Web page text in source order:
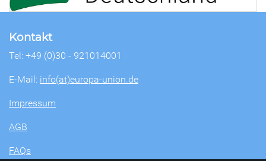
Kontakt
Tel: +49 (0)30 - 921014001
E-Mail: info(at)europa-union.de
Impressum
AGB
FAQs